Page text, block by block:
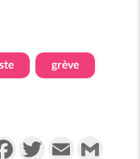
grève
FacebookTwitterEmail